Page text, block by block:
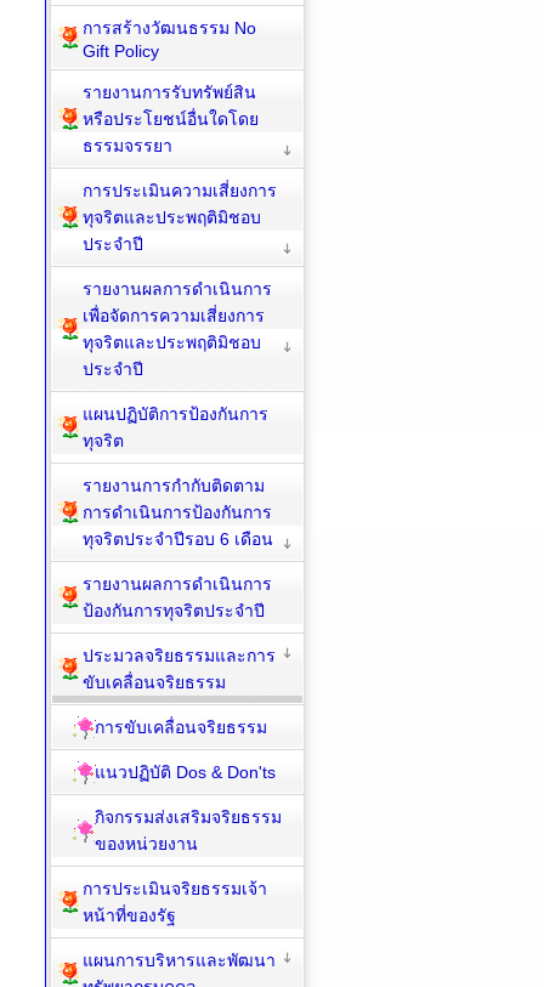
การสร้างวัฒนธรรม No
Gift Policy
รายงานการรับทรัพย์สิน
หรือประโยชน์อื่นใดโดย
ธรรมจรรยา
การประเมินความเสี่ยงการ
ทุจริตและประพฤติมิชอบ
ประจำปี
รายงานผลการดำเนินการ
เพื่อจัดการความเสี่ยงการ
ทุจริตและประพฤติมิชอบ
ประจำปี
แผนปฏิบัติการป้องกันการ
ทุจริต
รายงานการกำกับติดตาม
การดำเนินการป้องกันการ
ทุจริตประจำปีรอบ 6 เดือน
รายงานผลการดำเนินการ
ป้องกันการทุจริตประจำปี
ประมวลจริยธรรมและการ
ขับเคลื่อนจริยธรรม
การขับเคลื่อนจริยธรรม
แนวปฏิบัติ Dos & Don'ts
กิจกรรมส่งเสริมจริยธรรม
ของหน่วยงาน
การประเมินจริยธรรมเจ้า
หน้าที่ของรัฐ
แผนการบริหารและพัฒนา